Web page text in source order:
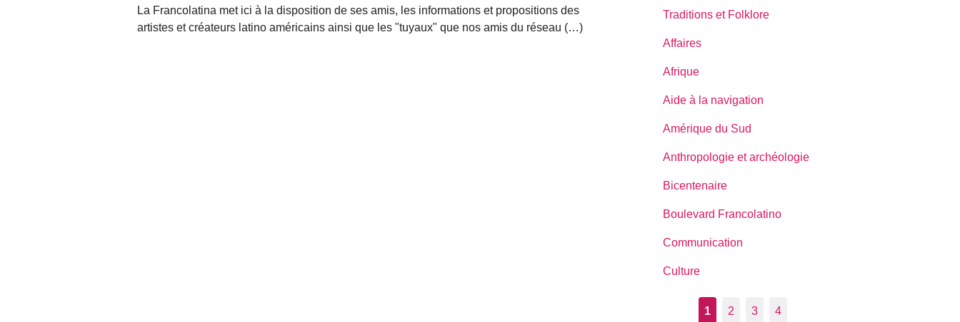
La Francolatina met ici à la disposition de ses amis, les informations et propositions des
artistes et créateurs latino américains ainsi que les "tuyaux" que nos amis du réseau (…)
Traditions et Folklore
Affaires
Afrique
Aide à la navigation
Amérique du Sud
Anthropologie et archéologie
Bicentenaire
Boulevard Francolatino
Communication
Culture
1 2 3 4